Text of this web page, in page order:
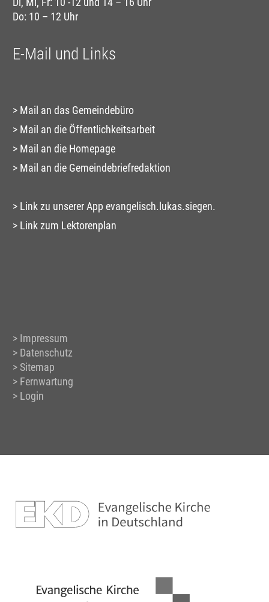
Do: 10 – 12 Uhr
E-Mail und Links
Mail an das Gemeindebüro
Mail an die Öffentlichkeitsarbeit
Mail an die Homepage
Mail an die Gemeindebriefredaktion
Link zu unserer App evangelisch.lukas.siegen.
Link zum Lektorenplan
Impressum
Datenschutz
Sitemap
Fernwartung
Login